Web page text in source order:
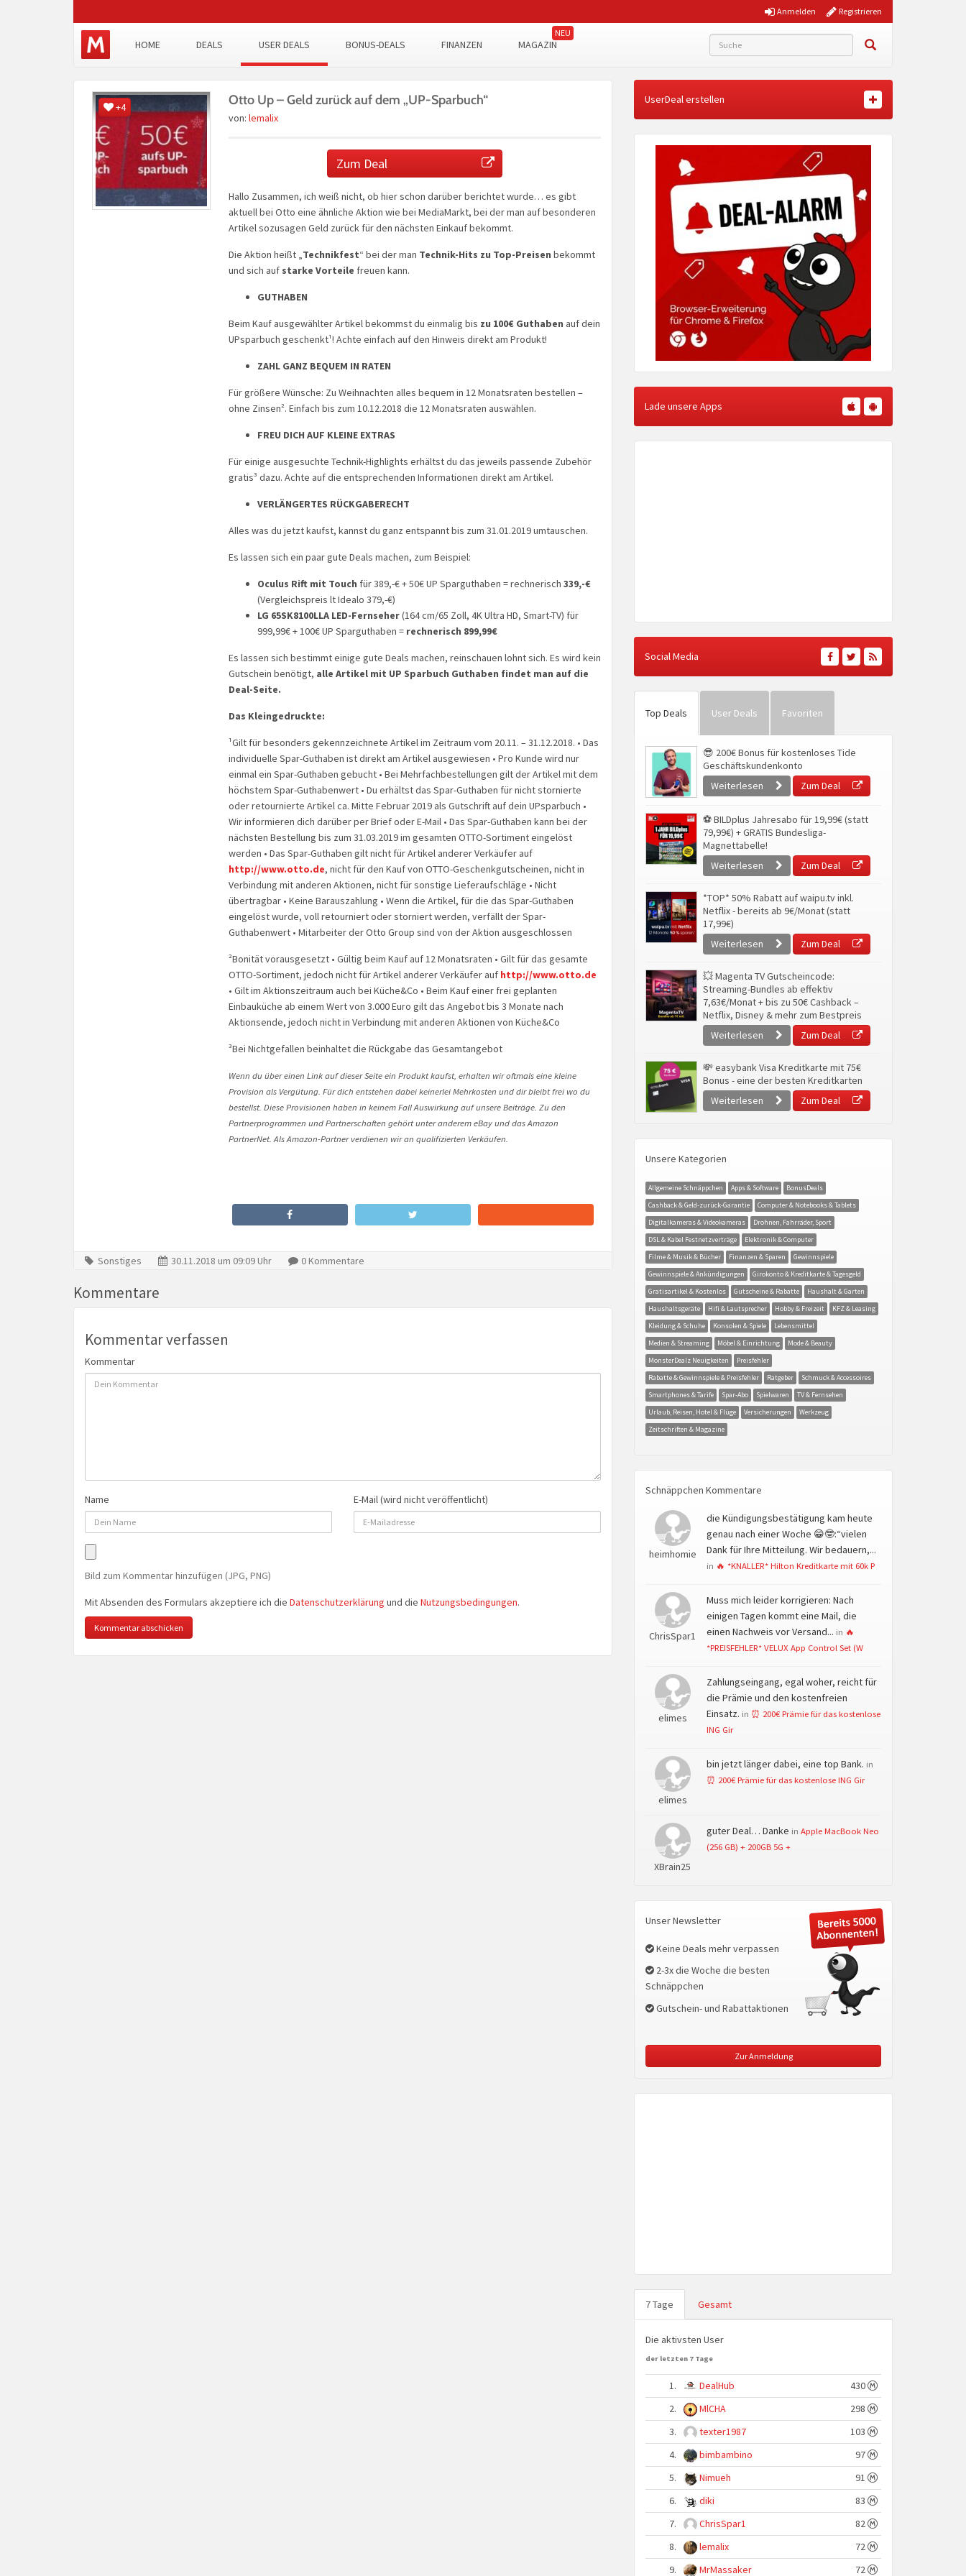
Registrieren
Anmelden
HOME DEALS USER DEALS BONUS-DEALS FINANZEN MAGAZIN
+4 Otto Up – Geld zurück auf dem „UP-Sparbuch“
von: lemalix
Zum Deal
Hallo Zusammen, ich weiß nicht, ob hier schon darüber berichtet wurde… es gibt
aktuell bei Otto eine ähnliche Aktion wie bei MediaMarkt, bei der man auf besonderen
Artikel sozusagen Geld zurück für den nächsten Einkauf bekommt.
Die Aktion heißt „Technikfest“ bei der man Technik-Hits zu Top-Preisen bekommt
und sich auf starke Vorteile freuen kann.
GUTHABEN
Beim Kauf ausgewählter Artikel bekommst du einmalig bis zu 100€ Guthaben auf dein
UPsparbuch geschenkt¹! Achte einfach auf den Hinweis direkt am Produkt!
ZAHL GANZ BEQUEM IN RATEN
Für größere Wünsche: Zu Weihnachten alles bequem in 12 Monatsraten bestellen –
ohne Zinsen². Einfach bis zum 10.12.2018 die 12 Monatsraten auswählen.
FREU DICH AUF KLEINE EXTRAS
Für einige ausgesuchte Technik-Highlights erhältst du das jeweils passende Zubehör
gratis³ dazu. Achte auf die entsprechenden Informationen direkt am Artikel.
VERLÄNGERTES RÜCKGABERECHT
Alles was du jetzt kaufst, kannst du ganz entspannt bis zum 31.01.2019 umtauschen.
Es lassen sich ein paar gute Deals machen, zum Beispiel:
Oculus Rift mit Touch für 389,-€ + 50€ UP Sparguthaben = rechnerisch 339,-€
(Vergleichspreis lt Idealo 379,-€)
LG 65SK8100LLA LED-Fernseher(164 cm/65 Zoll, 4K Ultra HD, Smart-TV) für
999,99€ + 100€ UP Sparguthaben = rechnerisch 899,99€
Es lassen sich bestimmt einige gute Deals machen, reinschauen lohnt sich. Es wird kein
Gutschein benötigt, alle Artikel mit UP Sparbuch Guthaben findet man auf die
Deal-Seite.
Das Kleingedruckte:
¹Gilt für besonders gekennzeichnete Artikel im Zeitraum vom 20.11. – 31.12.2018. • Das
individuelle Spar-Guthaben ist direkt am Artikel ausgewiesen • Pro Kunde wird nur
einmal ein Spar-Guthaben gebucht • Bei Mehrfachbestellungen gilt der Artikel mit dem
höchstem Spar-Guthabenwert • Du erhältst das Spar-Guthaben für nicht stornierte
oder retournierte Artikel ca. Mitte Februar 2019 als Gutschrift auf dein UPsparbuch •
Wir informieren dich darüber per Brief oder E-Mail • Das Spar-Guthaben kann bei der
nächsten Bestellung bis zum 31.03.2019 im gesamten OTTO-Sortiment eingelöst
werden • Das Spar-Guthaben gilt nicht für Artikel anderer Verkäufer auf
http://www.otto.de, nicht für den Kauf von OTTO-Geschenkgutscheinen, nicht in
Verbindung mit anderen Aktionen, nicht für sonstige Lieferaufschläge • Nicht
übertragbar • Keine Barauszahlung • Wenn die Artikel, für die das Spar-Guthaben
eingelöst wurde, voll retourniert oder storniert werden, verfällt der Spar-
Guthabenwert • Mitarbeiter der Otto Group sind von der Aktion ausgeschlossen
²Bonität vorausgesetzt • Gültig beim Kauf auf 12 Monatsraten • Gilt für das gesamte
OTTO-Sortiment, jedoch nicht für Artikel anderer Verkäufer auf http://www.otto.de
• Gilt im Aktionszeitraum auch bei Küche&Co • Beim Kauf einer frei geplanten
Einbauküche ab einem Wert von 3.000 Euro gilt das Angebot bis 3 Monate nach
Aktionsende, jedoch nicht in Verbindung mit anderen Aktionen von Küche&Co
³Bei Nichtgefallen beinhaltet die Rückgabe das Gesamtangebot
Wenn du über einen Link auf dieser Seite ein Produkt kaufst, erhalten wir oftmals eine kleine
Provision als Vergütung. Für dich entstehen dabei keinerlei Mehrkosten und dir bleibt frei wo du
bestellst. Diese Provisionen haben in keinem Fall Auswirkung auf unsere Beiträge. Zu den
Partnerprogrammen und Partnerschaften gehört unter anderem eBay und das Amazon
PartnerNet. Als Amazon-Partner verdienen wir an qualifizierten Verkäufen.
Sonstiges 30.11.2018 um 09:09 Uhr 0 Kommentare
Kommentare
Kommentar verfassen
Kommentar
Name E-Mail (wird nicht veröffentlicht)
Bild zum Kommentar hinzufügen (JPG, PNG)
Mit Absenden des Formulars akzeptiere ich die Datenschutzerklärung und die Nutzungsbedingungen.
UserDeal erstellen
Lade unsere Apps
Social Media
Top Deals User Deals Favoriten
😎 200€ Bonus für kostenloses Tide
Geschäftskundenkonto
Weiterlesen
Zum Deal
⚽ BILDplus Jahresabo für 19,99€ (statt
79,99€) + GRATIS Bundesliga-
Magnettabelle!
Weiterlesen
Zum Deal
*TOP* 50% Rabatt auf waipu.tv inkl.
Netflix - bereits ab 9€/Monat (statt
17,99€)
Weiterlesen
Zum Deal
💥 Magenta TV Gutscheincode:
Streaming-Bundles ab effektiv
7,63€/Monat + bis zu 50€ Cashback –
Netflix, Disney & mehr zum Bestpreis
Weiterlesen
Zum Deal
💸 easybank Visa Kreditkarte mit 75€
Bonus - eine der besten Kreditkarten
Weiterlesen
Zum Deal
Unsere Kategorien
Allgemeine Schnäppchen Apps & Software
BonusDeals
Cashback & Geld-zurück-Garantie
Computer & Notebooks & Tablets
Digitalkameras & Videokameras
Drohnen, Fahrräder, Sport
DSL & Kabel Festnetzverträge
Elektronik & Computer
Filme & Musik & Bücher
Finanzen & Sparen
Gewinnspiele
Gewinnspiele & Ankündigungen
Girokonto & Kreditkarte & Tagesgeld
Gratisartikel & Kostenlos
Gutscheine & Rabatte
Haushalt & Garten
Haushaltsgeräte
Hifi & Lautsprecher Hobby & Freizeit
KFZ & Leasing
Kleidung & Schuhe
Konsolen & Spiele
Lebensmittel
Medien & Streaming
Möbel & Einrichtung
Mode & Beauty
MonsterDealz Neuigkeiten
Preisfehler
Rabatte & Gewinnspiele & Preisfehler
Ratgeber
Schmuck & Accessoires
Smartphones & Tarife
Spar-Abo Spielwaren
TV & Fernsehen
Urlaub, Reisen, Hotel & Flüge
Versicherungen
Werkzeug
Zeitschriften & Magazine
Schnäppchen Kommentare
heimhomie
die Kündigungsbestätigung kam heute
genau nach einer Woche 😁🤓:“vielen
Dank für Ihre Mitteilung. Wir bedauern,...
in 🔥 *KNALLER* Hilton Kreditkarte mit 60k P
ChrisSpar1
Muss mich leider korrigieren: Nach
einigen Tagen kommt eine Mail, die
einen Nachweis vor Versand... in 🔥
*PREISFEHLER* VELUX App Control Set (W
elimes
Zahlungseingang, egal woher, reicht für
die Prämie und den kostenfreien
Einsatz. in ⏰ 200€ Prämie für das kostenlose
ING Gir
elimes
bin jetzt länger dabei, eine top Bank. in
⏰ 200€ Prämie für das kostenlose ING Gir
XBrain25
guter Deal… Danke in Apple MacBook Neo
(256 GB) + 200GB 5G +
Unser Newsletter
Keine Deals mehr verpassen
2-3x die Woche die besten
Schnäppchen
Gutschein- und Rabattaktionen
Zur Anmeldung
7 Tage Gesamt
Die aktivsten User
der letzten 7 Tage
1. DealHub
430
2.
MlCHA
298
3.
texter1987
103
4.
bimbambino
97
5.
Nimueh
91
6.
diki
83
7.
ChrisSpar1
82
8.
lemalix
72
9.
MrMassaker 72